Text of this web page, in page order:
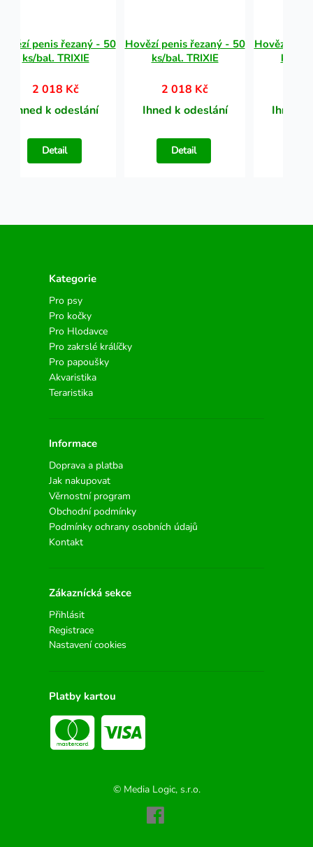
penis řezaný - 50
ks/bal. TRIXIE
2 018 Kč
Ihned k odeslání
Detail
Hovězí penis řezaný - 50
ks/bal. TRIXIE
2 018 Kč
Ihned k odeslání
Detail
Hovězí
ks/
Ihned
Kategorie
Pro psy
Pro kočky
Pro Hlodavce
Pro zakrslé králíčky
Pro papoušky
Akvaristika
Teraristika
Informace
Doprava a platba
Jak nakupovat
Věrnostní program
Obchodní podmínky
Podmínky ochrany osobních údajů
Kontakt
Zákaznícká sekce
Přihlásit
Registrace
Nastavení cookies
Platby kartou
© Media Logic, s.r.o.